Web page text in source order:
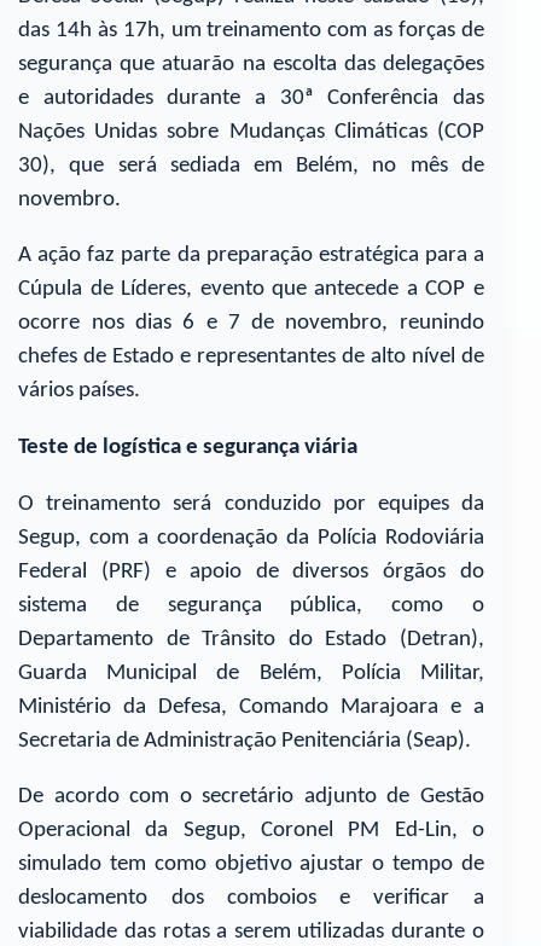
das 14h às 17h, um treinamento com as forças de
segurança que atuarão na escolta das delegações
e autoridades durante a 30ª Conferência das
Nações Unidas sobre Mudanças Climáticas (COP
30), que será sediada em Belém, no mês de
novembro.
A ação faz parte da preparação estratégica para a
Cúpula de Líderes, evento que antecede a COP e
ocorre nos dias 6 e 7 de novembro, reunindo
chefes de Estado e representantes de alto nível de
vários países.
Teste de logística e segurança viária
O treinamento será conduzido por equipes da
Segup, com a coordenação da Polícia Rodoviária
Federal (PRF) e apoio de diversos órgãos do
sistema de segurança pública, como o
Departamento de Trânsito do Estado (Detran),
Guarda Municipal de Belém, Polícia Militar,
Ministério da Defesa, Comando Marajoara e a
Secretaria de Administração Penitenciária (Seap).
De acordo com o secretário adjunto de Gestão
Operacional da Segup, Coronel PM Ed-Lin, o
simulado tem como objetivo ajustar o tempo de
deslocamento dos comboios e verificar a
viabilidade das rotas a serem utilizadas durante o